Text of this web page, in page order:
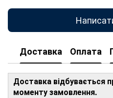
Доставка Оплата
Доставка відбувається
моменту замовлення.